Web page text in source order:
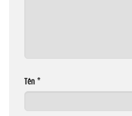
Tên *